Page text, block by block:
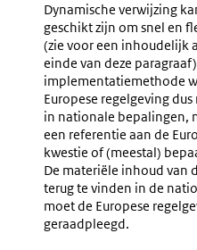
Dynamische verwijzing
geschikt zijn om snel en
(zie voor een inhoudelijk
einde van deze
implementatiemethode
Europese regelgeving
in nationale bepalingen,
een referentie aan de
kwestie of (meestal)
De materiële inhoud van
terug te vinden in de
moet de Europese
geraadpleegd.